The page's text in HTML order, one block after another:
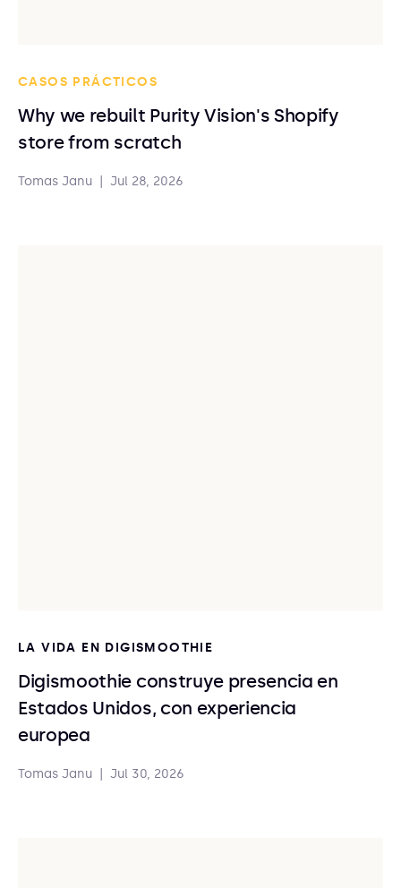
CASOS PRÁCTICOS
Why we rebuilt Purity Vision's Shopify
store from scratch
Tomas Janu Jul 28, 2026
LA VIDA EN DIGISMOOTHIE
Digismoothie construye presencia en
Estados Unidos, con experiencia
europea
Tomas Janu Jul 30, 2026